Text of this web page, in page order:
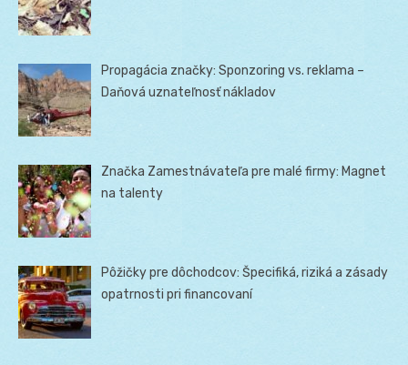
Propagácia značky: Sponzoring vs. reklama –
Daňová uznateľnosť nákladov
Značka Zamestnávateľa pre malé firmy: Magnet
na talenty
Pôžičky pre dôchodcov: Špecifiká, riziká a zásady
opatrnosti pri financovaní